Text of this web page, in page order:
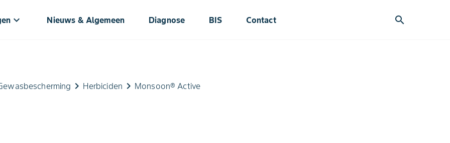
keyboard_arrow_down Nieuws & Algemeen Diagnose BIS Contact search
keyboard_arrow_right Herbiciden keyboard_arrow_right Monsoon® Active